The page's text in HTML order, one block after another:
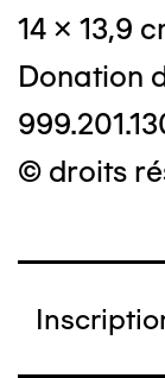
14 x 13,9
Donation
© droits